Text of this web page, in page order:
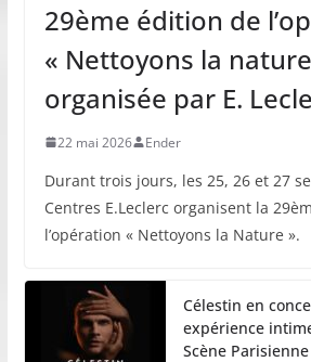
29ème édition de
« Nettoyons la
organisée par E.
22 mai 2026 Ender
Durant trois jours, les 25, 26 et 27
Centres E.Leclerc organisent la
l’opération « Nettoyons la Nature ».
Célestin en
expérience
Scène Parisienne